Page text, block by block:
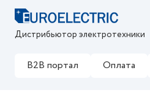
Дистрибьютор электротехники
B2B портал Оплата